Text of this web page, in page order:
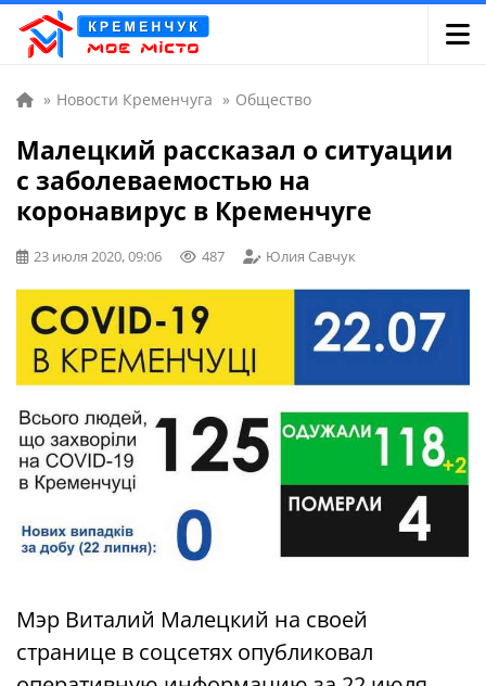
» Новости Кременчуга » Общество
Малецкий рассказал о ситуации
с заболеваемостью на
коронавирус в Кременчуге
23 июля 2020, 09:06 487 Юлия Савчук
Мэр Виталий Малецкий на своей
странице в соцсетях опубликовал